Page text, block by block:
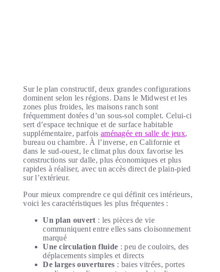
Sur le plan constructif, deux grandes configurations
dominent selon les régions. Dans le Midwest et les
zones plus froides, les maisons ranch sont
fréquemment dotées d’un sous-sol complet. Celui-ci
sert d’espace technique et de surface habitable
supplémentaire, parfois aménagée en salle de jeux,
bureau ou chambre. À l’inverse, en Californie et
dans le sud-ouest, le climat plus doux favorise les
constructions sur dalle, plus économiques et plus
rapides à réaliser, avec un accès direct de plain-pied
sur l’extérieur.
Pour mieux comprendre ce qui définit ces intérieurs,
voici les caractéristiques les plus fréquentes :
Un plan ouvert : les pièces de vie
communiquent entre elles sans cloisonnement
marqué
Une circulation fluide : peu de couloirs, des
déplacements simples et directs
De larges ouvertures : baies vitrées, portes